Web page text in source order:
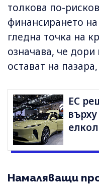
толкова по-
финансирането
гледна точка на
означава, че
остават на
ЕС
Намаляващи